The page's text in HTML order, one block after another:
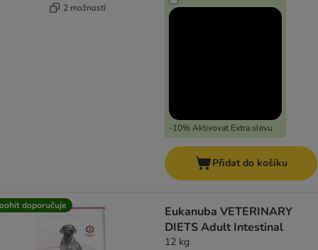
2 možností
-10% Aktivovat Extra slevu
Přidat do košíku
doporučuje
Eukanuba VETERINARY
DIETS Adult Intestinal
12 kg